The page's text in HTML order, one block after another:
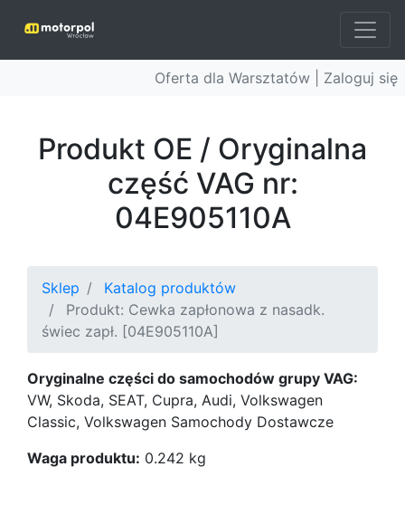
Oferta dla Warsztatów | Zaloguj się
Produkt OE / Oryginalna
część VAG nr:
04E905110A
Sklep
Katalog produktów
Produkt: Cewka zapłonowa z nasadk.
świec zapł. [04E905110A]
Oryginalne części do samochodów grupy VAG:
VW, Skoda, SEAT, Cupra, Audi, Volkswagen
Classic, Volkswagen Samochody Dostawcze
Waga produktu: 0.242 kg